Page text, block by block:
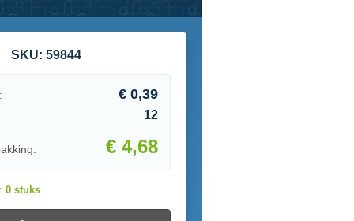
SKU: 59844
€ 0,39
12
€ 4,68
0 stuks